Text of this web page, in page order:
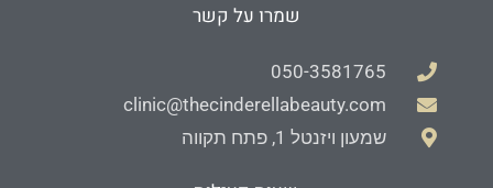
שמרו על קשר
050-3581765
clinic@thecinderellabeauty.com
שמעון ויזנטל 1, פתח תקווה